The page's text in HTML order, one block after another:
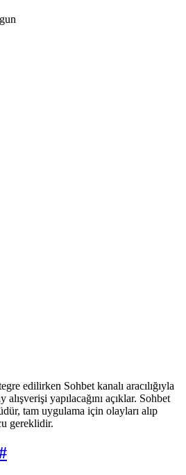
edilirken Sohbet kanalı aracılığıyla
alışverişi yapılacağını açıklar. Sohbet
tam uygulama için olayları alıp
gereklidir.